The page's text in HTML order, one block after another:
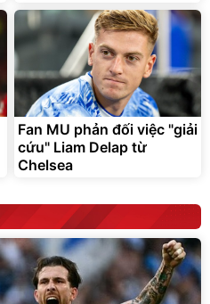
Fan MU phản đối việc "giải
cứu" Liam Delap từ
Chelsea